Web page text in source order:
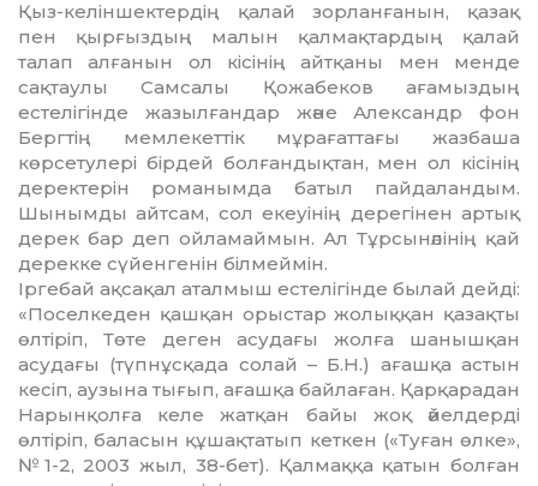
Қыз-келіншектердің қалай зорланғанын, қазақ
пен қырғыздың малын қалмақтардың қалай
талап алғанын ол кісінің айтқаны мен менде
сақтаулы Самсалы Қо­жа­беков ағамыздың
естелігінде жазылғандар және Александр фон
Бергтің мемлекеттік мұрағаттағы жазбаша
көрсетулері бірдей болған­дықтан, мен ол кісінің
деректерін романымда батыл пайдаландым.
Шынымды айтсам, сол екеуінің дерегінен артық
дерек бар деп ойламаймын. Ал Тұрсынәлінің қай
дерекке сүйенгенін білмеймін.
Іргебай ақсақал аталмыш ес­те­лі­гінде былай дейді:
«Поселкеден қашқан орыстар жолыққан қа­зақты
өлтіріп, Төте деген асу­дағы жолға шанышқан
асудағы (түпнұсқада солай – Б.Н.) ағашқа астын
кесіп, аузына тығып, ағашқа байлаған. Қарқарадан
Нарынқолға келе жатқан байы жоқ әйелдерді
өлтіріп, баласын құшақтатып кеткен («Туған өлке»,
№1-2, 2003 жыл, 38-бет). Қалмаққа қатын болған